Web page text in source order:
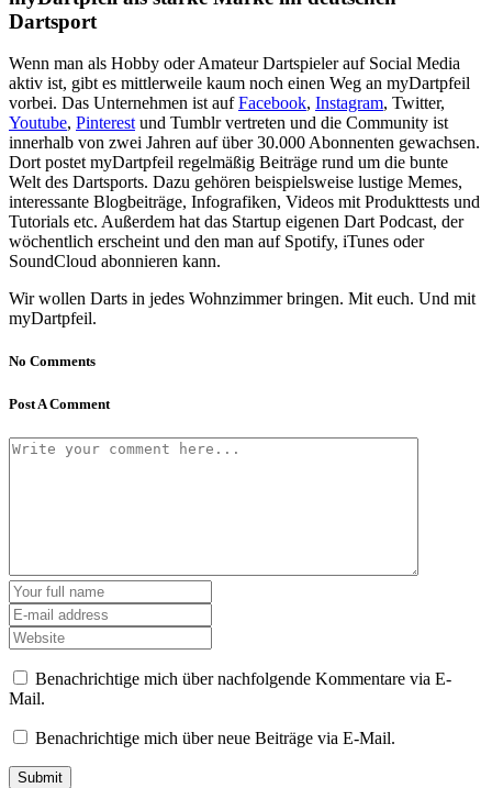
Dartsport
Wenn man als Hobby oder Amateur Dartspieler auf Social Media
aktiv ist, gibt es mittlerweile kaum noch einen Weg an myDartpfeil
vorbei. Das Unternehmen ist aufFacebook, Instagram, Twitter,
Youtube, Pinterest und Tumblr vertreten und die Community ist
innerhalb von zwei Jahren auf über 30.000 Abonnenten gewachsen.
Dort postet myDartpfeil regelmäßig Beiträge rund um die bunte
Welt des Dartsports. Dazu gehören beispielsweise lustige Memes,
interessante Blogbeiträge, Infografiken, Videos mit Produkttests und
Tutorials etc. Außerdem hat das Startup eigenen Dart Podcast, der
wöchentlich erscheint und den man auf Spotify, iTunes oder
SoundCloud abonnieren kann.
Wir wollen Darts in jedes Wohnzimmer bringen. Mit euch. Und mit
myDartpfeil.
No Comments
Post A Comment
Benachrichtige mich über nachfolgende Kommentare via E-
Mail.
Benachrichtige mich über neue Beiträge via E-Mail.